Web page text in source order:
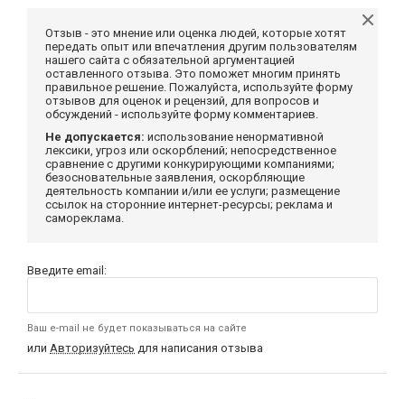
Отзыв - это мнение или оценка людей, которые хотят
передать опыт или впечатления другим пользователям
нашего сайта с обязательной аргументацией
оставленного отзыва. Это поможет многим принять
правильное решение. Пожалуйста, используйте форму
отзывов для оценок и рецензий, для вопросов и
обсуждений - используйте форму комментариев.
Не допускается: использование ненормативной
лексики, угроз или оскорблений; непосредственное
сравнение с другими конкурирующими компаниями;
безосновательные заявления, оскорбляющие
деятельность компании и/или ее услуги; размещение
ссылок на сторонние интернет-ресурсы; реклама и
самореклама.
Введите email:
Ваш e-mail не будет показываться на сайте
или Авторизуйтесь для написания отзыва